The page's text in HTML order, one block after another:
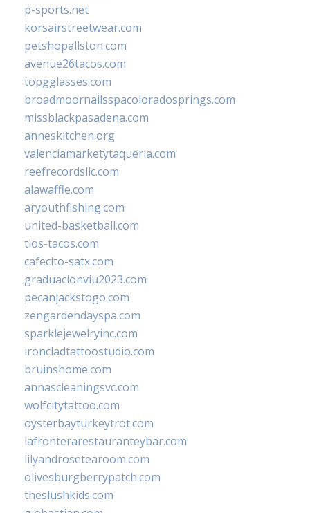
p-sports.net
korsairstreetwear.com
petshopallston.com
avenue26tacos.com
topgglasses.com
broadmoornailsspacoloradosprings.com
missblackpasadena.com
anneskitchen.org
valenciamarketytaqueria.com
reefrecordsllc.com
alawaffle.com
aryouthfishing.com
united-basketball.com
tios-tacos.com
cafecito-satx.com
graduacionviu2023.com
pecanjackstogo.com
zengardendayspa.com
sparklejewelryinc.com
ironcladtattoostudio.com
bruinshome.com
annascleaningsvc.com
wolfcitytattoo.com
oysterbayturkeytrot.com
lafronterarestauranteybar.com
lilyandrosetearoom.com
olivesburgberrypatch.com
theslushkids.com